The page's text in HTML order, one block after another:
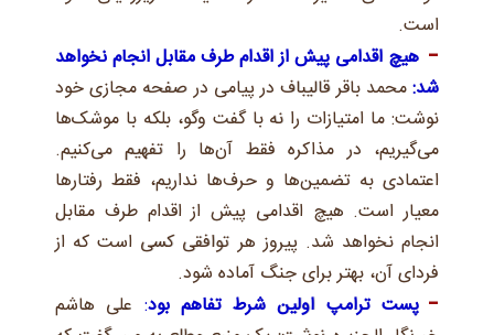
است.
هیچ اقدامی پیش از اقدام طرف مقابل انجام نخواهد
شد:محمد باقر قالیباف در پیامی در صفحه مجازی خود
نوشت: ما امتیازات را نه با گفت وگو، بلکه با موشک‌ها
می‌گیریم، در مذاکره فقط آن‌ها را تفهیم می‌کنیم.
اعتمادی به تضمین‌ها و حرف‌ها نداریم، فقط رفتارها
معیار است. هیچ اقدامی پیش از اقدام طرف مقابل
انجام نخواهد شد. پیروز هر توافقی کسی است که از
فردای آن، بهتر برای جنگ آماده شود.
پست ترامپ اولین شرط تفاهم بود: علی هاشم